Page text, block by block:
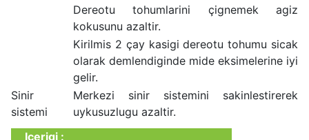
Dereotu tohumlarini çignemek agiz
kokusunu azaltir.
Kirilmis 2 çay kasigi dereotu tohumu sicak
olarak demlendiginde mide eksimelerine iyi
gelir.
Sinir
sistemi
Merkezi sinir sistemini sakinlestirerek
uykusuzlugu azaltir.
Içerigi :